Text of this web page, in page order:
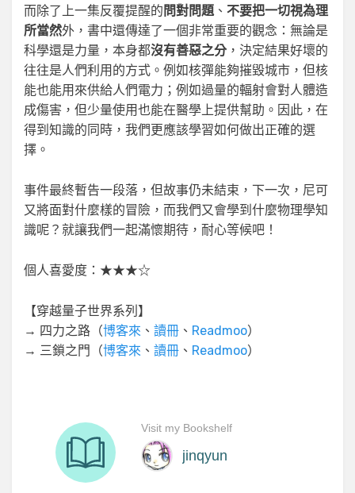
而除了上一集反覆提醒的 問對問題、 不要把一切視為理
所當然外，書中還傳達了一個非常重要的觀念：無論是
科學還是力量，本身都沒有善惡之分，決定結果好壞的
往往是人們利用的方式。例如核彈能夠摧毀城市，但核
能也能用來供給人們電力；例如過量的輻射會對人體造
成傷害，但少量使用也能在醫學上提供幫助。因此，在
得到知識的同時，我們更應該學習如何做出正確的選
擇。
事件最終暫告一段落，但故事仍未結束，下一次，尼可
又將面對什麼樣的冒險，而我們又會學到什麼物理學知
識呢？就讓我們一起滿懷期待，耐心等候吧！
個人喜愛度：★★★☆
【穿越量子世界系列】
→ 四力之路（博客來 、 讀冊 、 Readmoo）
→ 三鎖之門（博客來 、 讀冊 、 Readmoo）